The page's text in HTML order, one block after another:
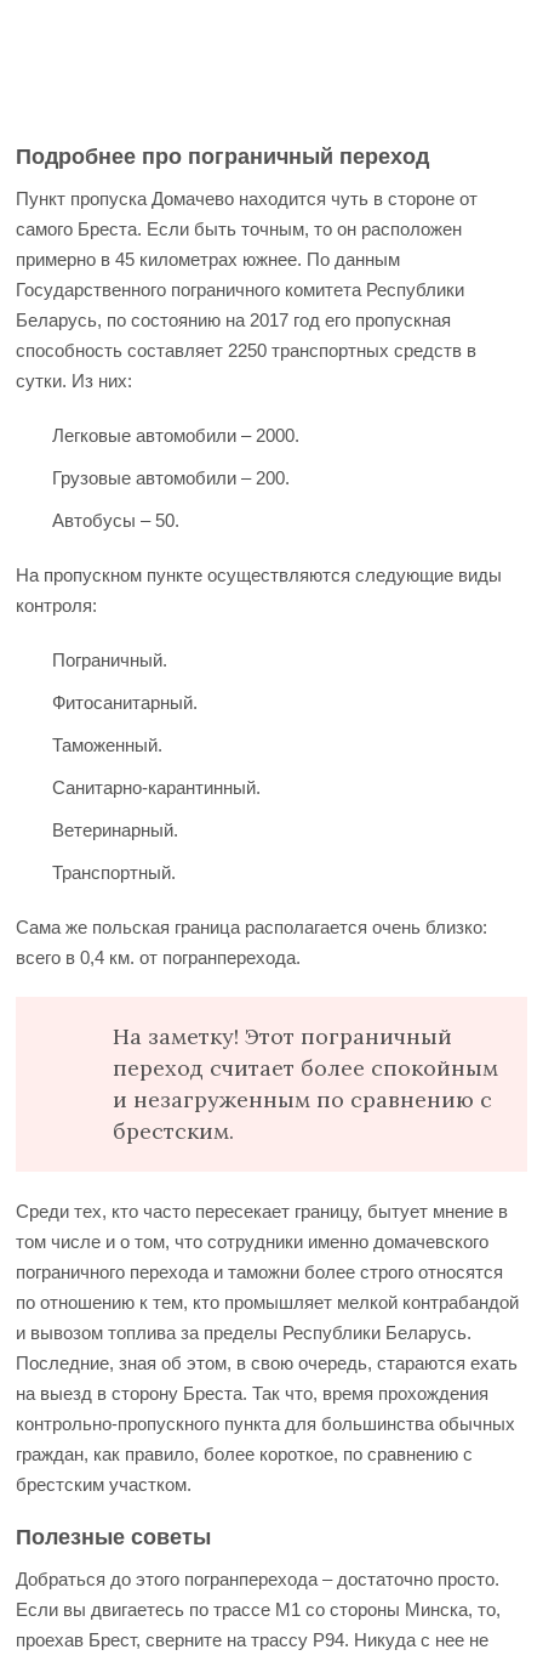
Подробнее про пограничный переход
Пункт пропуска Домачево находится чуть в стороне от
самого Бреста. Если быть точным, то он расположен
примерно в 45 километрах южнее. По данным
Государственного пограничного комитета Республики
Беларусь, по состоянию на 2017 год его пропускная
способность составляет 2250 транспортных средств в
сутки. Из них:
Легковые автомобили – 2000.
Грузовые автомобили – 200.
Автобусы – 50.
На пропускном пункте осуществляются следующие виды
контроля:
Пограничный.
Фитосанитарный.
Таможенный.
Санитарно-карантинный.
Ветеринарный.
Транспортный.
Сама же польская граница располагается очень близко:
всего в 0,4 км. от погранперехода.
На заметку! Этот пограничный
переход считает более спокойным
и незагруженным по сравнению с
брестским.
Среди тех, кто часто пересекает границу, бытует мнение в
том числе и о том, что сотрудники именно домачевского
пограничного перехода и таможни более строго относятся
по отношению к тем, кто промышляет мелкой контрабандой
и вывозом топлива за пределы Республики Беларусь.
Последние, зная об этом, в свою очередь, стараются ехать
на выезд в сторону Бреста. Так что, время прохождения
контрольно-пропускного пункта для большинства обычных
граждан, как правило, более короткое, по сравнению с
брестским участком.
Полезные советы
Добраться до этого погранперехода – достаточно просто.
Если вы двигаетесь по трассе М1 со стороны Минска, то,
проехав Брест, сверните на трассу Р94. Никуда с нее не